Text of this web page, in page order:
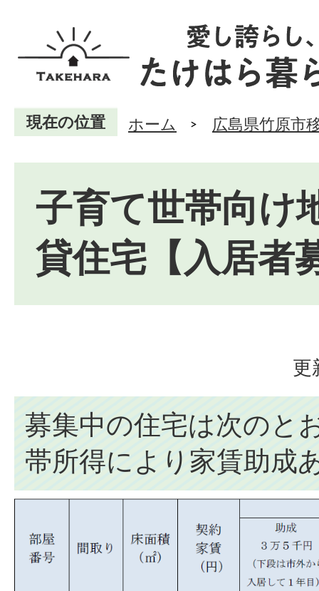
現在の位置 ホーム 広島県竹原市
子育て世帯向け
貸住宅【入居者
更
募集中の住宅は次のと
帯所得により家賃助成